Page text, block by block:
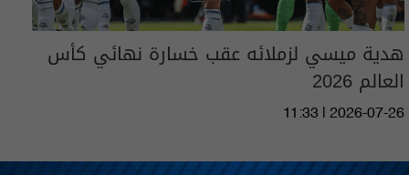
هدية ميسي لزملائه عقب خسارة نهائي كأس
العالم 2026
11:33 | 2026-07-26